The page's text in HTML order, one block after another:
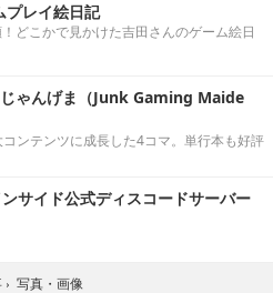
プレイ絵日記
どこかで見かけた吉田さんのゲーム絵日
じゃんげま（Junk Gaming Maide
ンテンツに成長した4コマ。単行本も好評
サイド公式ディスコードサーバー
› 写真・画像